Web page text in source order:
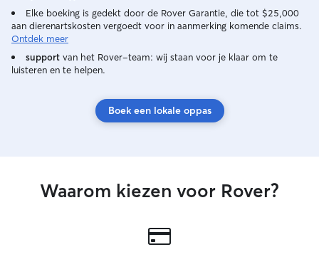
Elke boeking is gedekt door de Rover Garantie, die tot $25,000
aan dierenartskosten vergoedt voor in aanmerking komende claims.
Ontdek meer
support van het Rover-team: wij staan voor je klaar om te
luisteren en te helpen.
Boek een lokale oppas
Waarom kiezen voor Rover?